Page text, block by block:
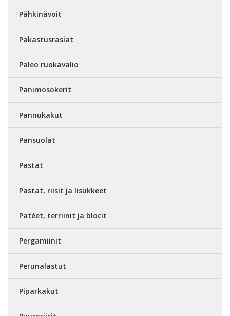
Pähkinävoit
Pakastusrasiat
Paleo ruokavalio
Panimosokerit
Pannukakut
Pansuolat
Pastat
Pastat, riisit ja lisukkeet
Patéet, terriinit ja blocit
Pergamiinit
Perunalastut
Piparkakut